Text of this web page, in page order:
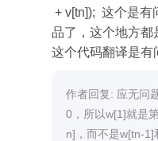
int[][] dp =
        //初始化状态
for (int i = 0;
            dp[i][0]=0;
+ v[tn]);  这个是有
品了，这个地方都
作者回复: 应无问
0，所以w[1]就是
n]，而不是w[tn-1]